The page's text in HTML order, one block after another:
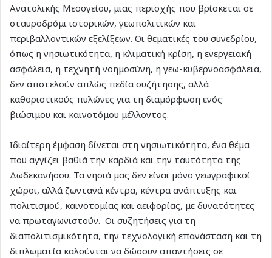
Ανατολικής Μεσογείου, μιας περιοχής που βρίσκεται σε
σταυροδρόμι ιστορικών, γεωπολιτικών και
περιβαλλοντικών εξελίξεων. Οι θεματικές του συνεδρίου,
όπως η νησιωτικότητα, η κλιματική κρίση, η ενεργειακή
ασφάλεια, η τεχνητή νοημοσύνη, η γεω-κυβερνοασφάλεια,
δεν αποτελούν απλώς πεδία συζήτησης, αλλά
καθοριστικούς πυλώνες για τη διαμόρφωση ενός
βιώσιμου και καινοτόμου μέλλοντος.
Ιδιαίτερη έμφαση δίνεται στη νησιωτικότητα, ένα θέμα
που αγγίζει βαθιά την καρδιά και την ταυτότητα της
Δωδεκανήσου. Τα νησιά μας δεν είναι μόνο γεωγραφικοί
χώροι, αλλά ζωντανά κέντρα, κέντρα ανάπτυξης και
πολιτισμού, καινοτομίας και αειφορίας, με δυνατότητες
να πρωταγωνιστούν. Οι συζητήσεις για τη
διαπολιτισμικότητα, την τεχνολογική επανάσταση και τη
διπλωματία καλούνται να δώσουν απαντήσεις σε